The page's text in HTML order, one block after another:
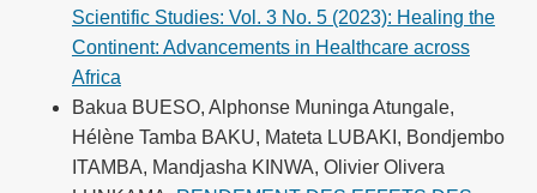
Scientific Studies: Vol. 3 No. 5 (2023): Healing the
Continent: Advancements in Healthcare across
Africa
Bakua BUESO, Alphonse Muninga Atungale,
Hélène Tamba BAKU, Mateta LUBAKI, Bondjembo
ITAMBA, Mandjasha KINWA, Olivier Olivera